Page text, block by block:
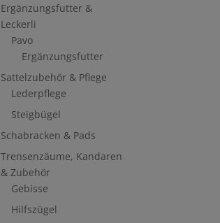
Ergänzungsfutter &
Leckerli
Pavo
Ergänzungsfutter
Sattelzubehör & Pflege
Lederpflege
Steigbügel
Schabracken & Pads
Trensenzäume, Kandaren
& Zubehör
Gebisse
Hilfszügel